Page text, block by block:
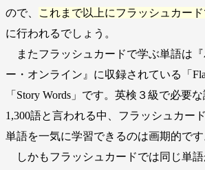
ので、
これまで以上にフラッシュカー
に行われるでしょう。
またフラッシュカードで学ぶ単語は
ー・オンライン』に収録されている「
「Story Words」です。英検３級で必要
1,300語と言われる中、フラッシュカー
単語を一気に学習できるのは画期的です
しかもフラッシュカードでは同じ単